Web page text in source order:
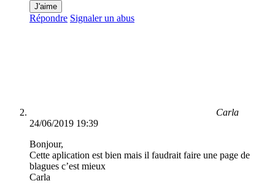
J'aime
Répondre Signaler un abus
Carla
24/06/2019 19:39
Bonjour,
Cette aplication est bien mais il faudrait faire une page de
blagues c’est mieux
Carla